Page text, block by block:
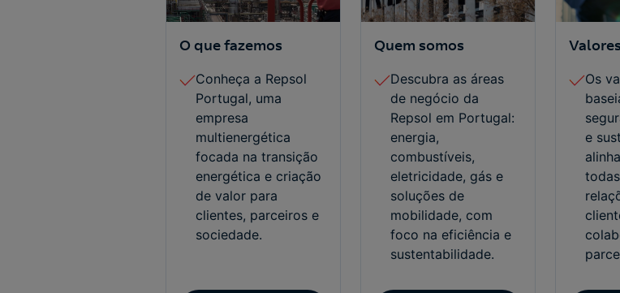
O que fazemos
Conheça a Repsol
Portugal, uma
empresa
multienergética
focada na transição
energética e criação
de valor para
clientes, parceiros e
sociedade.
Quem somos
Descubra as áreas
de negócio da
Repsol em Portugal:
energia,
combustíveis,
eletricidade, gás e
soluções de
mobilidade, com
foco na eficiência e
sustentabilidade.
Valores
Os
e